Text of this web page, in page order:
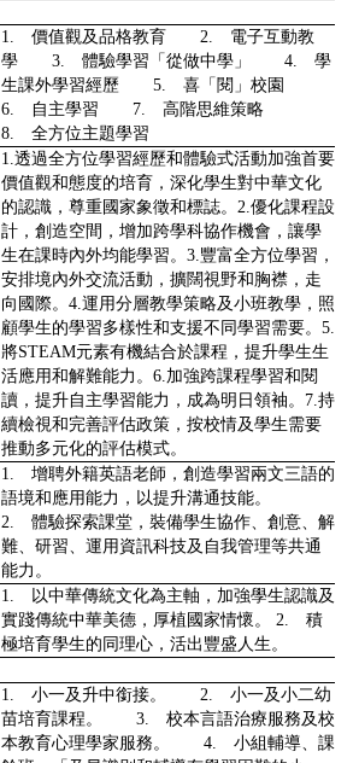
1. 價值觀及品格教育 2. 電子互動教
學 3. 體驗學習「從做中學」 4. 學
生課外學習經歷 5. 喜「閱」校園
6. 自主學習 7. 高階思維策略
8. 全方位主題學習
1.透過全方位學習經歷和體驗式活動加強首要
價值觀和態度的培育，深化學生對中華文化
的認識，尊重國家象徵和標誌。2.優化課程設
計，創造空間，增加跨學科協作機會，讓學
生在課時內外均能學習。3.豐富全方位學習，
安排境內外交流活動，擴闊視野和胸襟，走
向國際。4.運用分層教學策略及小班教學，照
顧學生的學習多樣性和支援不同學習需要。5.
將STEAM元素有機結合於課程，提升學生生
活應用和解難能力。6.加強跨課程學習和閱
讀，提升自主學習能力，成為明日領袖。7.持
續檢視和完善評估政策，按校情及學生需要
推動多元化的評估模式。
1. 增聘外籍英語老師，創造學習兩文三語的
語境和應用能力，以提升溝通技能。
2. 體驗探索課堂，裝備學生協作、創意、解
難、研習、運用資訊科技及自我管理等共通
能力。
1. 以中華傳統文化為主軸，加強學生認識及
實踐傳統中華美德，厚植國家情懷。 2. 積
極培育學生的同理心，活出豐盛人生。
1. 小一及升中銜接。 2. 小一及小二幼
苗培育課程。 3. 校本言語治療服務及校
本教育心理學家服務。 4. 小組輔導、課